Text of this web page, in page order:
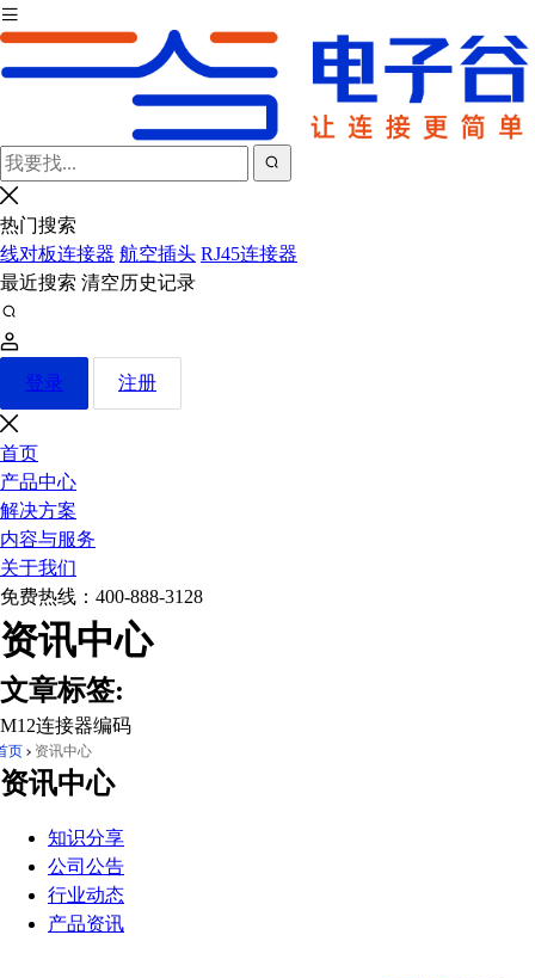
热门搜索
线对板连接器 航空插头 RJ45连接器
最近搜索 清空历史记录
登录 注册
首页
产品中心
解决方案
内容与服务
关于我们
免费热线： 400-888-3128
资讯中心
文章标签:
M12连接器编码
页 资讯中心
资讯中心
知识分享
公司公告
行业动态
产品资讯